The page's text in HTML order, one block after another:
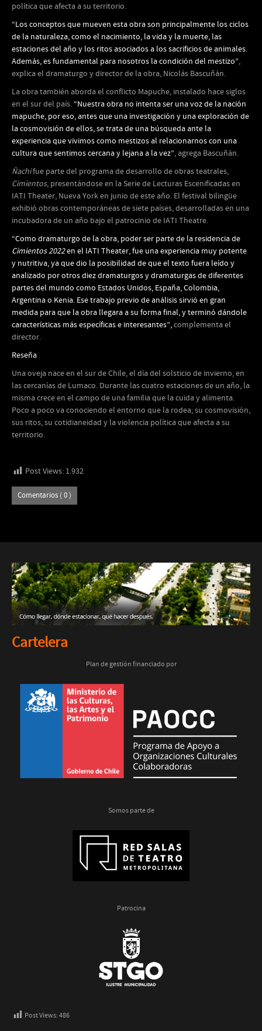
política que afecta a su territorio.
“Los conceptos que mueven esta obra son principalmente los ciclos
de la naturaleza, como el nacimiento, la vida y la muerte, las
estaciones del año y los ritos asociados a los sacrificios de animales.
Además, es fundamental para nosotros la condición del mestizo”,
explica el dramaturgo y director de la obra, Nicolás Bascuñán.
La obra también aborda el conflicto Mapuche, instalado hace siglos
en el sur del país.“Nuestra obra no intenta ser una voz de la nación
mapuche, por eso, antes que una investigación y una exploración de
la cosmovisión de ellos, se trata de una búsqueda ante la
experiencia que vivimos como mestizos al relacionarnos con una
cultura que sentimos cercana y lejana a la vez”, agrega Bascuñán.
Ñachifue parte del programa de desarrollo de obras teatrales,
Cimientos, presentándose en la Serie de Lecturas Escenificadas en
IATI Theater, Nueva York en junio de este año. El festival bilingüe
exhibió obras contemporáneas de siete países, desarrolladas en una
incubadora de un año bajo el patrocinio de IATI Theatre.
“Como dramaturgo de la obra, poder ser parte de la residencia de
Cimientos 2022en el IATI Theater, fue una experiencia muy potente
y nutritiva, ya que dio la posibilidad de que el texto fuera leído y
analizado por otros diez dramaturgos y dramaturgas de diferentes
partes del mundo como Estados Unidos, España, Colombia,
Argentina o Kenia. Ese trabajo previo de análisis sirvió en gran
medida para que la obra llegara a su forma final, y terminó dándole
características más específicas e interesantes”,complementa el
director.
Reseña
Una oveja nace en el sur de Chile, el día del solsticio de invierno, en
las cercanías de Lumaco. Durante las cuatro estaciones de un año, la
misma crece en el campo de una familia que la cuida y alimenta.
Poco a poco va conociendo el entorno que la rodea; su cosmovisión,
sus ritos, su cotidianeidad y la violencia política que afecta a su
territorio.
Post Views: 1.932
Comentarios ( 0 )
Cartelera
Plan de gestión financiado por
Somos parte de
Patrocina
Post Views:486